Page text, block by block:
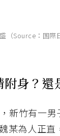
（Source：国際
身？還
新竹有一
某為人正直